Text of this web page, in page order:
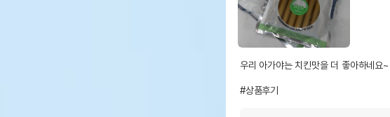
우리 아가야는 치킨맛을 더 좋아하네요~
#상품후기